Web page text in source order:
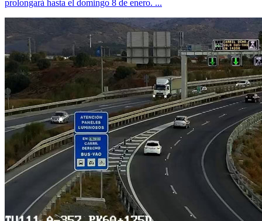
prolongará hasta el domingo 8 de enero. ...